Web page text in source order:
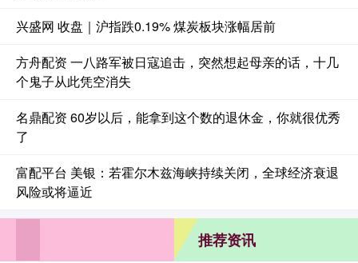
兴盛网 收盘｜沪指跌0.19% 煤炭板块涨幅居前
方舟配资 一八路军被日寇追击，突然想起母亲的话，十几
个鬼子从此凭空消失
名鼎配资 60岁以后，能拿到这个数的退休金，你就很优秀
了
富配平台 美银：若霍尔木兹海峡持续关闭，全球经济衰退
风险或将逼近
推荐资讯